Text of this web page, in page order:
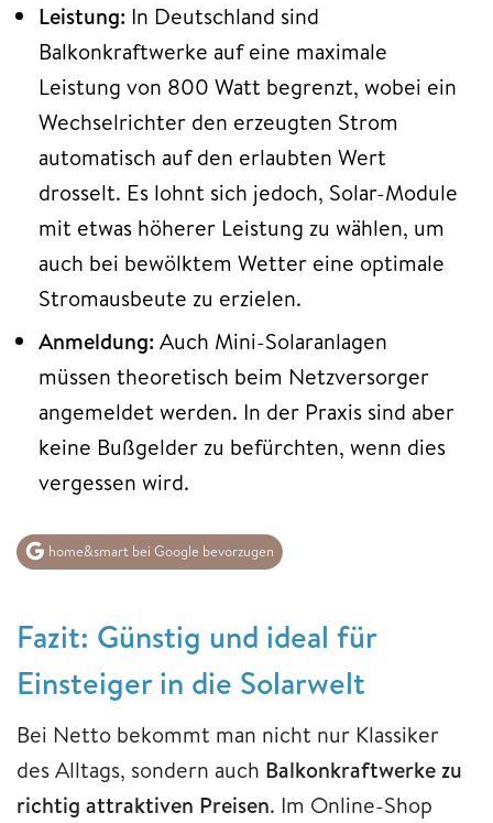
Leistung: In Deutschland sind
Balkonkraftwerke auf eine maximale
Leistung von 800 Watt begrenzt, wobei ein
Wechselrichter den erzeugten Strom
automatisch auf den erlaubten Wert
drosselt. Es lohnt sich jedoch, Solar-Module
mit etwas höherer Leistung zu wählen, um
auch bei bewölktem Wetter eine optimale
Stromausbeute zu erzielen.
Anmeldung: Auch Mini-Solaranlagen
müssen theoretisch beim Netzversorger
angemeldet werden. In der Praxis sind aber
keine Bußgelder zu befürchten, wenn dies
vergessen wird.
home&smart bei Google bevorzugen
Fazit: Günstig und ideal für
Einsteiger in die Solarwelt
Bei Netto bekommt man nicht nur Klassiker
des Alltags, sondern auch Balkonkraftwerke zu
richtig attraktiven Preisen. Im Online-Shop